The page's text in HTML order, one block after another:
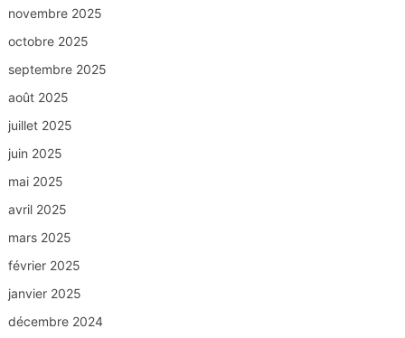
novembre 2025
octobre 2025
septembre 2025
août 2025
juillet 2025
juin 2025
mai 2025
avril 2025
mars 2025
février 2025
janvier 2025
décembre 2024